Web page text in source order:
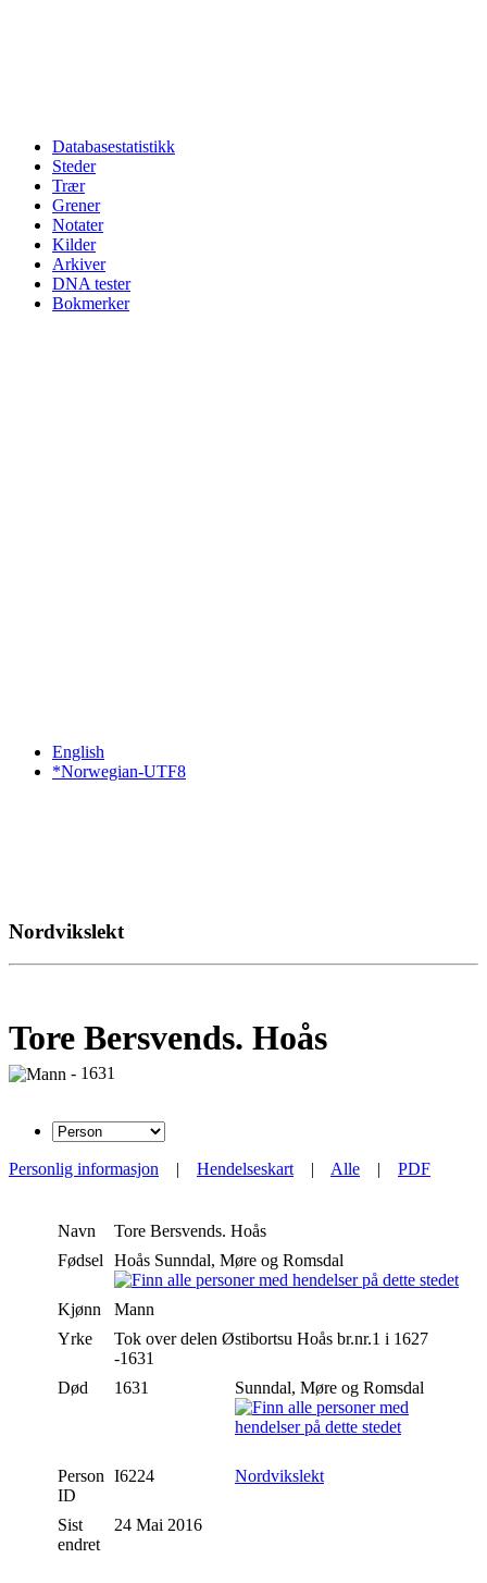
Databasestatistikk
Steder
Trær
Grener
Notater
Kilder
Arkiver
DNA tester
Bokmerker
English
*Norwegian-UTF8
Nordvikslekt
Tore Bersvends. Hoås
- 1631
Personlig informasjon | Hendelseskart | Alle | PDF
Navn Tore Bersvends. Hoås
Fødsel
Hoås Sunndal, Møre og Romsdal
Kjønn
Mann
Yrke
Tok over delen Østibortsu Hoås br.nr.1 i 1627
-1631
Død
1631 Sunndal, Møre og Romsdal
Person
ID
I6224 Nordvikslekt
Sist
endret
24 Mai 2016